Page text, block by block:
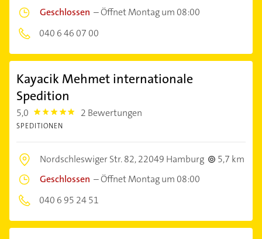
Geschlossen –Öffnet Montag um 08:00
040 6 46 07 00
Kayacik Mehmet internationale
Spedition
5,0 5.0 2 Bewertungen
SPEDITIONEN
Nordschleswiger Str. 82,22049 Hamburg
5,7 km
Geschlossen –Öffnet Montag um 08:00
040 6 95 24 51